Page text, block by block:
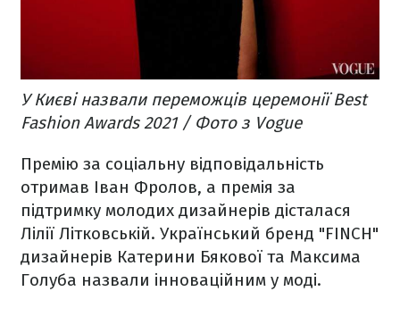
У Києві назвали переможців церемонії Best
Fashion Awards 2021 / Фото з Vogue
Премію за соціальну відповідальність
отримав Іван Фролов, а премія за
підтримку молодих дизайнерів дісталася
Лілії Літковській. Український бренд "FINCH"
дизайнерів Катерини Бякової та Максима
Голуба назвали інноваційним у моді.